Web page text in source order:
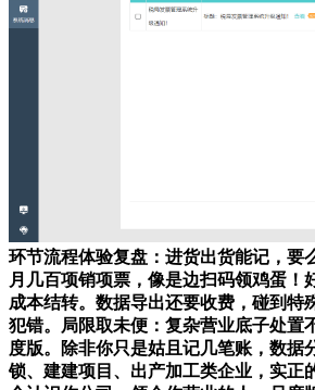
环节流程体验复盘：进货出货能记，要
月几百项销项票，像是边扫码领鸡蛋！
成本结转。数据导出还要收费，碰到特
犯错。局限取未便：复杂营业底子处置
度版。除非你只是姑且记几笔账，数据
锁、建建项目、出产加工类企业，实正